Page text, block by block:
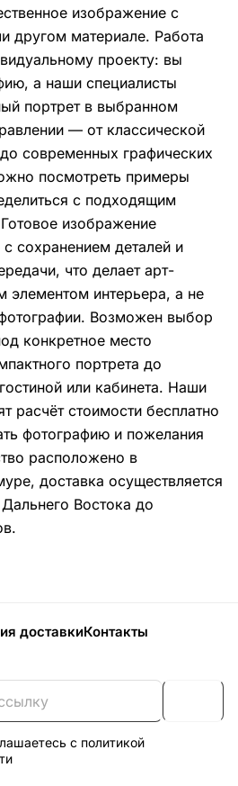
изображение с
другом материале. Работа
проекту: вы
а наши специалисты
портрет в выбранном
— от классической
современных графических
посмотреть примеры
с подходящим
изображение
с сохранением деталей и
что делает арт-
элементом интерьера, а не
Возможен выбор
конкретное место
портрета до
или кабинета. Наши
расчёт стоимости бесплатно
фотографию и пожелания
расположено в
доставка осуществляется
Востока до
доставкиКонтакты
с политикой